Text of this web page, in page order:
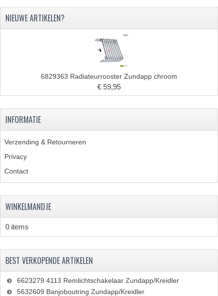
NIEUWE ARTIKELEN?
6829363 Radiateurrooster Zundapp chroom
€ 59,95
INFORMATIE
Verzending & Retourneren
Privacy
Contact
WINKELMANDJE
0 items
BEST VERKOPENDE ARTIKELEN
6623279 4113 Remlichtschakelaar Zundapp/Kreidler
5632609 Banjoboutring Zundapp/Kreidler